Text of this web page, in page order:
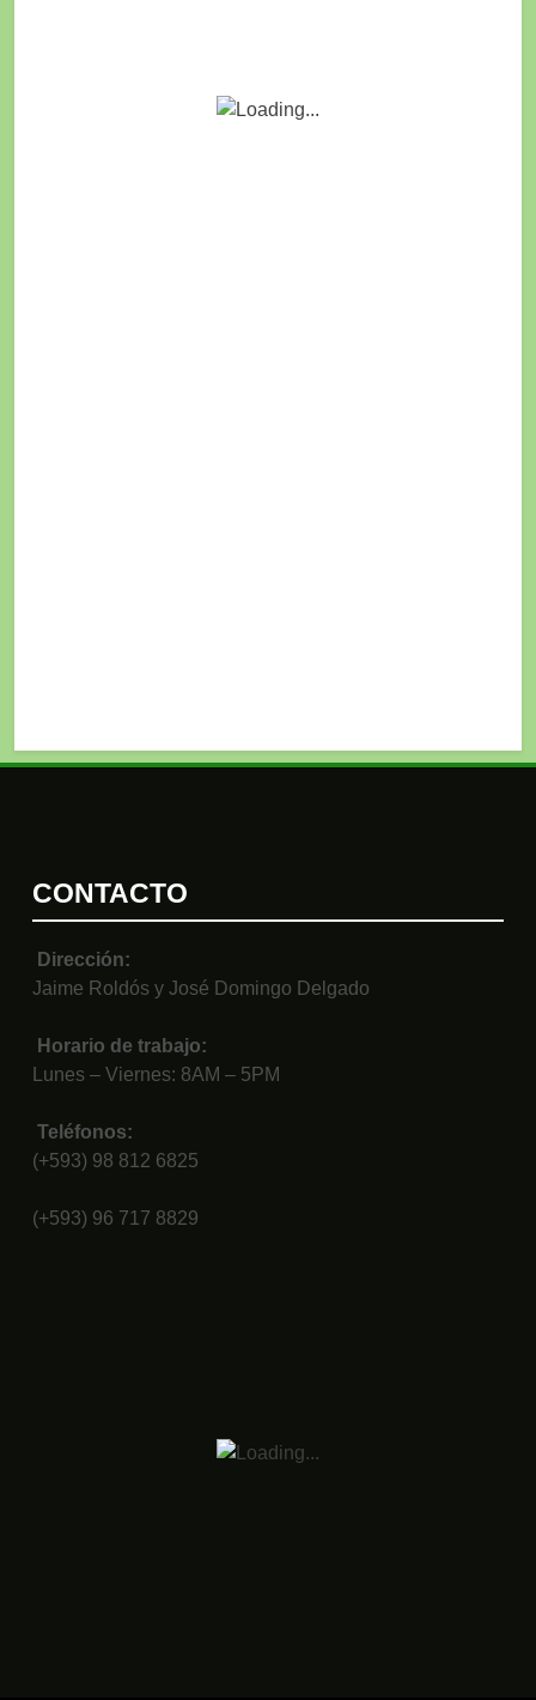
CONTACTO
Dirección:
Jaime Roldós y José Domingo Delgado
Horario de trabajo:
Lunes – Viernes: 8AM – 5PM
Teléfonos:
(+593) 98 812 6825
(+593) 96 717 8829